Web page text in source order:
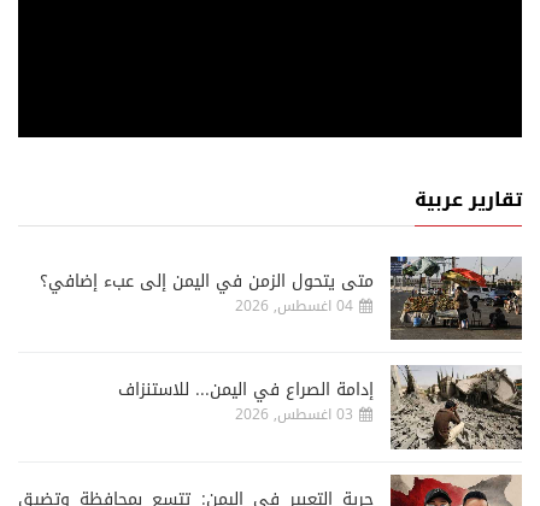
تقارير عربية
متى يتحول الزمن في اليمن إلى عبء إضافي؟
04 اغسطس, 2026
إدامة الصراع في اليمن... للاستنزاف
03 اغسطس, 2026
حرية التعبير في اليمن: تتسع بمحافظة وتضيق